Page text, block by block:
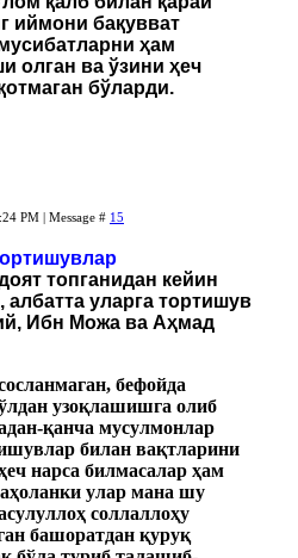
иймони бақувват
ҳам
олган ва ўзини ҳеч
бўларди.
PM | Message # 15
топганидан кейин
албатта уларга тортишув
Ибн Можа ва Аҳмад
бефойда
узоқлашишга олиб
қанча мусулмонлар
билан вақтларини
нарса билмасалар ҳам
улар мана шу
соллаллоҳу
башоратдан қуруқ